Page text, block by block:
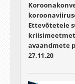
Ettevõtetele
avaandmete
27.11.20